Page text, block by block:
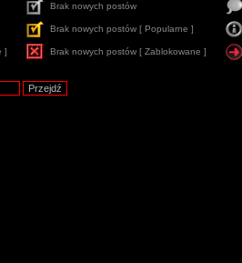
Brak nowych postów
Brak nowych postów [ Popularne ]
] Brak nowych postów [ Zablokowane ]